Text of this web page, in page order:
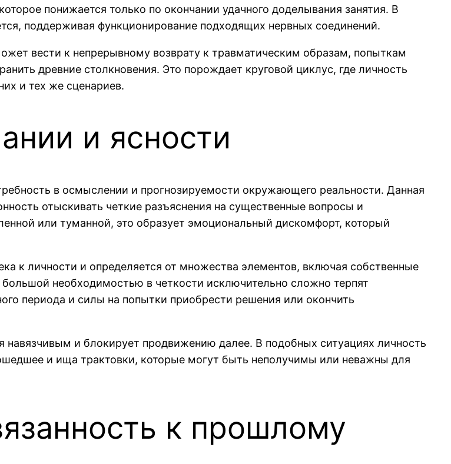
понижается только по окончании удачного доделывания занятия. В
поддерживая функционирование подходящих нервных соединений.
вести к непрерывному возврату к травматическим образам, попыткам
древние столкновения. Это порождает круговой циклус, где личность
и тех же сценариев.
и ясности
в осмыслении и прогнозируемости окружающего реальности. Данная
отыскивать четкие разъяснения на существенные вопросы и
или туманной, это образует эмоциональный дискомфорт, который
к личности и определяется от множества элементов, включая собственные
необходимостью в четкости исключительно сложно терпят
периода и силы на попытки приобрести решения или окончить
навязчивым и блокирует продвижению далее. В подобных ситуациях личность
и ища трактовки, которые могут быть неполучимы или неважны для
к прошлому